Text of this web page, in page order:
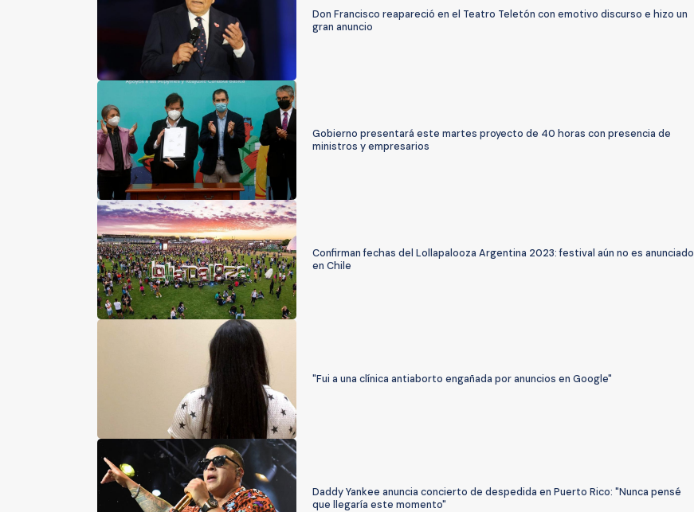
Don Francisco reapareció en el Teatro Teletón con emotivo discurso e hizo un
gran anuncio
Gobierno presentará este martes proyecto de 40 horas con presencia de
ministros y empresarios
Confirman fechas del Lollapalooza Argentina 2023: festival aún no es anunciado
en Chile
"Fui a una clínica antiaborto engañada por anuncios en Google"
Daddy Yankee anuncia concierto de despedida en Puerto Rico: "Nunca pensé
que llegaría este momento"